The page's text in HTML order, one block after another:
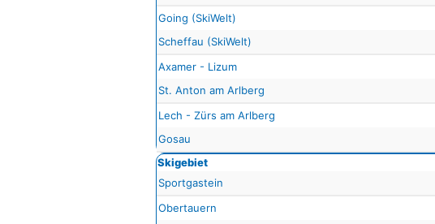
Going (SkiWelt)
Scheffau (SkiWelt)
Axamer - Lizum
St. Anton am Arlberg
Lech - Zürs am Arlberg
Gosau
Skigebiet
Sportgastein
Obertauern